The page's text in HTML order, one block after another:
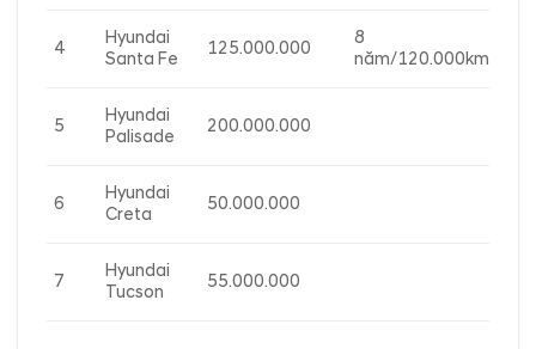
4
Hyundai
Santa Fe
125.000.000
8
năm/120.000km
5
Hyundai
Palisade
200.000.000
6
Hyundai
Creta
50.000.000
7
Hyundai
Tucson
55.000.000